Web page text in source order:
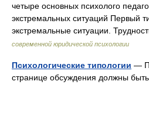
четыре основных психолого
экстремальных ситуаций Первый
экстремальные ситуации.
современной юридической психологии
Психологические типологии —
странице обсуждения должны